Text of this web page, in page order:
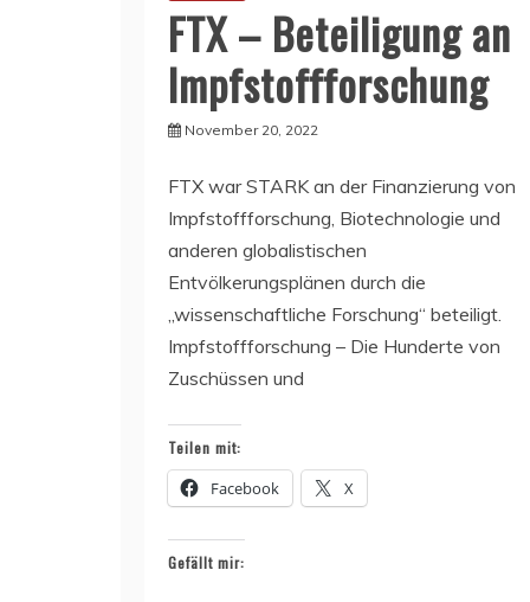
FTX – Beteiligung an
Impfstoffforschung
November 20, 2022
FTX war STARK an der Finanzierung von
Impfstoffforschung, Biotechnologie und
anderen globalistischen
Entvölkerungsplänen durch die
„wissenschaftliche Forschung“ beteiligt.
Impfstoffforschung – Die Hunderte von
Zuschüssen und
Teilen mit:
Facebook X
Gefällt mir: